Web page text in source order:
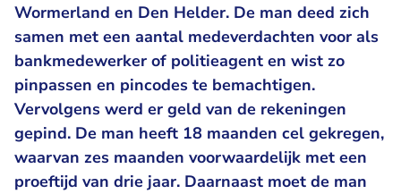
Wormerland en Den Helder. De man deed zich
samen met een aantal medeverdachten voor als
bankmedewerker of politieagent en wist zo
pinpassen en pincodes te bemachtigen.
Vervolgens werd er geld van de rekeningen
gepind. De man heeft 18 maanden cel gekregen,
waarvan zes maanden voorwaardelijk met een
proeftijd van drie jaar. Daarnaast moet de man